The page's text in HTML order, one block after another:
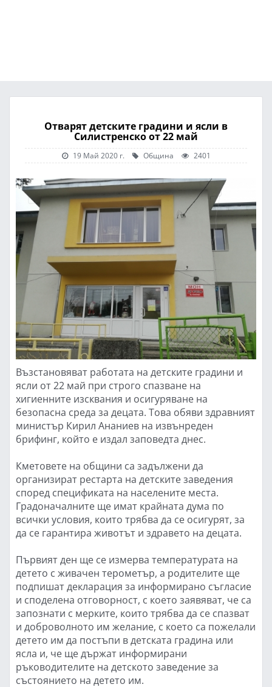
Отварят детските градини и ясли в
Силистренско от 22 май
19 Май 2020 г. Община 2401
Възстановяват работата на детските градини и
ясли от 22 май при строго спазване на
хигиенните изсквания и осигуряване на
безопасна среда за децата. Това обяви здравният
министър Кирил Ананиев на извънреден
брифинг, който е издал заповедта днес.
Кметовете на общини са задължени да
организират рестарта на детските заведения
според спецификата на населените места.
Градоначалните ще имат крайната дума по
всички условия, които трябва да се осигурят, за
да се гарантира животът и здравето на децата.
Първият ден ще се измерва температурата на
детето с живачен терометър, а родителите ще
подпишат декларация за информирано съгласие
и споделена отговорност, с което заявяват, че са
запознати с мерките, които трябва да се спазват
и доброволното им желание, с което са пожелали
детето им да постъпи в детската градина или
ясла и, че ще държат информирани
ръководителите на детското заведение за
състоянието на детето им.